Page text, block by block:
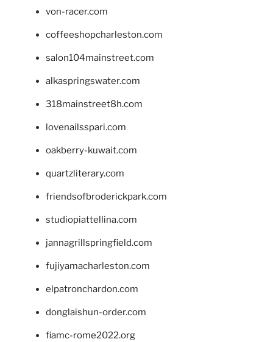
von-racer.com
coffeeshopcharleston.com
salon104mainstreet.com
alkaspringswater.com
318mainstreet8h.com
lovenailsspari.com
oakberry-kuwait.com
quartzliterary.com
friendsofbroderickpark.com
studiopiattellina.com
jannagrillspringfield.com
fujiyamacharleston.com
elpatronchardon.com
donglaishun-order.com
fiamc-rome2022.org